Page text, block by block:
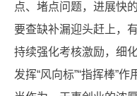
点、堵点问题，进展快
要查缺补漏迎头赶上，
持续强化考核激励，细
发挥“风向标”“指挥棒”